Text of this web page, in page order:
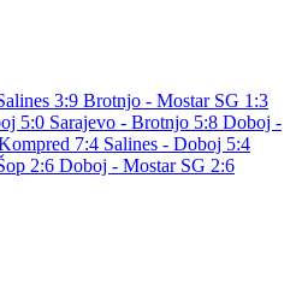
3:9 Brotnjo - Mostar SG 1:3
5:0 Sarajevo - Brotnjo 5:8 Doboj -
7:4 Salines - Doboj 5:4
2:6 Doboj - Mostar SG 2:6